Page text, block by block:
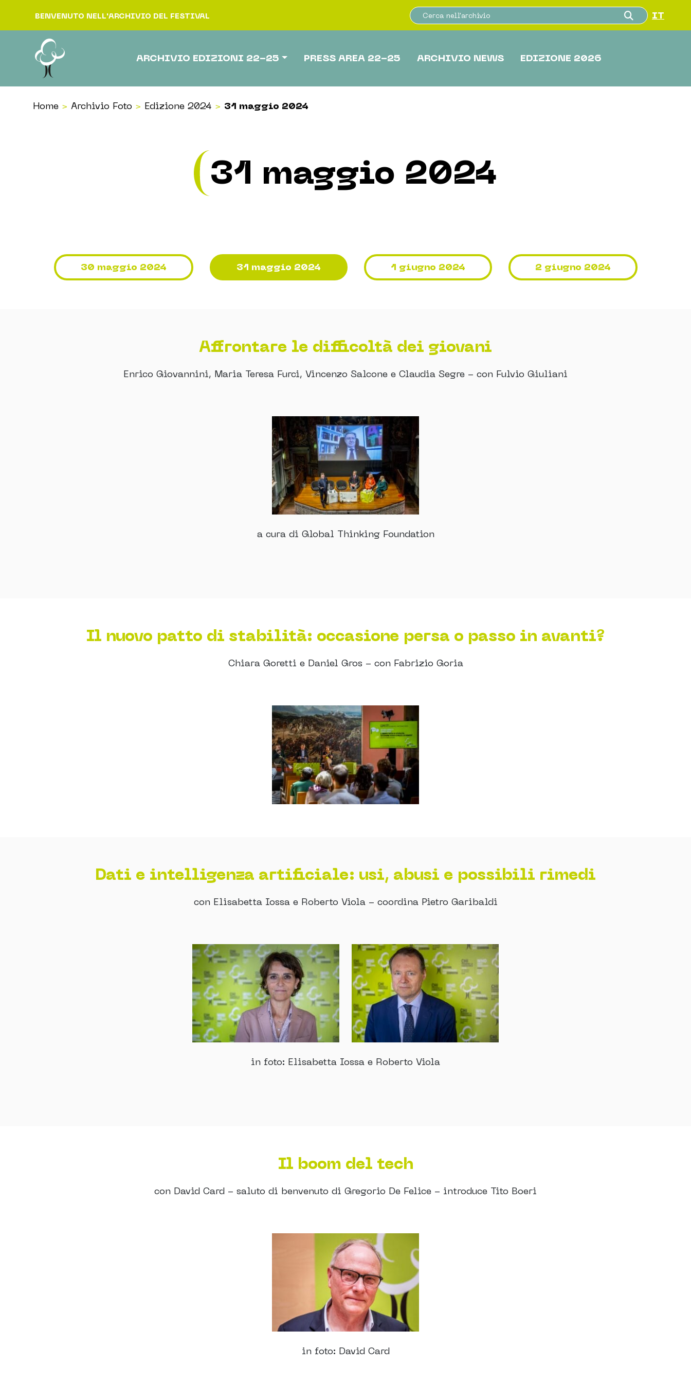
BENVENUTO NELL'ARCHIVIO DEL FESTIVAL IT
ARCHIVIO EDIZIONI 22-25 PRESS AREA 22-25 ARCHIVIO NEWS EDIZIONE 2026
Home > Archivio Foto > Edizione 2024 > 31 maggio 2024
31 maggio 2024
30 maggio 2024 31 maggio 2024 1 giugno 2024 2 giugno 2024
Affrontare le difficoltà dei giovani
Enrico Giovannini, Maria Teresa Furci, Vincenzo Salcone e Claudia Segre - con Fulvio Giuliani
a cura di Global Thinking Foundation
Il nuovo patto di stabilità: occasione persa o passo in avanti?
Chiara Goretti e Daniel Gros - con Fabrizio Goria
Dati e intelligenza artificiale: usi, abusi e possibili rimedi
con Elisabetta Iossa e Roberto Viola - coordina Pietro Garibaldi
in foto: Elisabetta Iossa e Roberto Viola
Il boom del tech
con David Card - saluto di benvenuto di Gregorio De Felice - introduce Tito Boeri
in foto: David Card